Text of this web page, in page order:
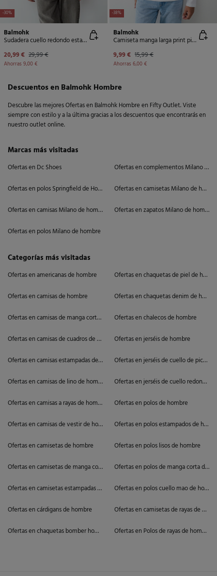
-30%
Balmohk
Sudadera cuello redondo estampado fútbol
20,99 € 29,99 €
Ahorras 9,00 €
-38%
Balmohk
Camiseta manga larga print picnic
9,99 € 15,99 €
Ahorras 6,00 €
Descuentos en Balmohk Hombre
Descubre las mejores Ofertas en Balmohk Hombre en Fifty Outlet. Viste
siempre con estilo y a la última gracias a los descuentos que encontrarás en
nuestro outlet online.
Marcas más visitadas
Ofertas en Dc Shoes
Ofertas en polos Springfield de Hombre
Ofertas en camisas Milano de hombre
Ofertas en polos Milano de hombre
Ofertas en complementos Milano de
Ofertas en camisetas Milano de
Ofertas en zapatos Milano de hombre
Categorías más visitadas
Ofertas en americanas de hombre
Ofertas en camisas de hombre
Ofertas en camisas de manga corta de hombre
Ofertas en camisas de cuadros de hombre
Ofertas en camisas estampadas de hombre
Ofertas en camisas de lino de hombre
Ofertas en camisas a rayas de hombre
Ofertas en camisas de vestir de hombre
Ofertas en camisetas de hombre
Ofertas en camisetas de manga corta de hombre
Ofertas en camisetas estampadas de hombre
Ofertas en cárdigans de hombre
Ofertas en chaquetas bomber hombre
Ofertas en chaquetas de piel de
Ofertas en chaquetas denim de
Ofertas en chalecos de hombre
Ofertas en jerséis de hombre
Ofertas en jerséis de cuello de pico
Ofertas en jerséis de cuello redondo
Ofertas en polos de hombre
Ofertas en polos estampados de
Ofertas en polos lisos de hombre
Ofertas en polos de manga corta de
Ofertas en polos cuello mao de
Ofertas en camisetas de rayas de
Ofertas en Polos de rayas de hombre